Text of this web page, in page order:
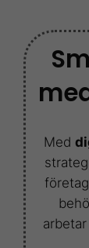
Med